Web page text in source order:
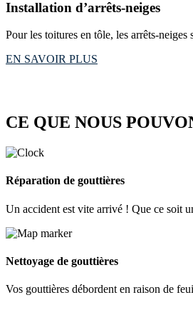
Installation d’arrêts-neiges
Pour les toitures en tôle, les arrêts-neiges
EN SAVOIR PLUS
CE QUE NOUS
Réparation de gouttières
Un accident est vite arrivé ! Que ce soit
Nettoyage de gouttières
Vos gouttières débordent en raison de